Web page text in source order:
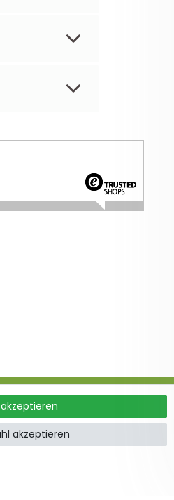
akzeptieren